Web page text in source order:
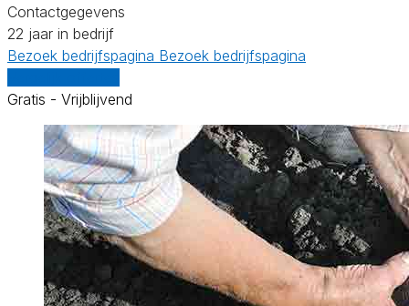
Contactgegevens
22 jaar in bedrijf
Bezoek bedrijfspagina Bezoek bedrijfspagina
Gratis - Vrijblijvend